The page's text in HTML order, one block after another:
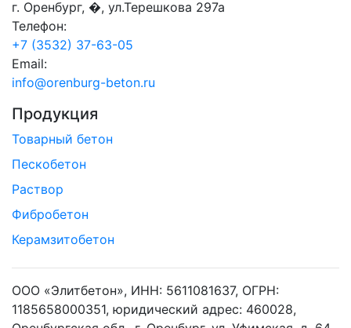
г. Оренбург, �, ул.Терешкова 297а
Телефон:
+7 (3532) 37-63-05
Email:
info@orenburg-beton.ru
Продукция
Товарный бетон
Пескобетон
Раствор
Фибробетон
Керамзитобетон
ООО «Элитбетон», ИНН: 5611081637, ОГРН:
1185658000351, юридический адрес: 460028,